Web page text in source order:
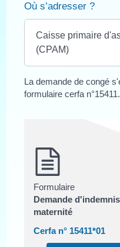
Où s’adresser ?
Caisse primaire
(CPAM)
La demande de congé
formulaire cerfa n°15411.
Formulaire
Demande
maternité
Cerfa n° 15411*01